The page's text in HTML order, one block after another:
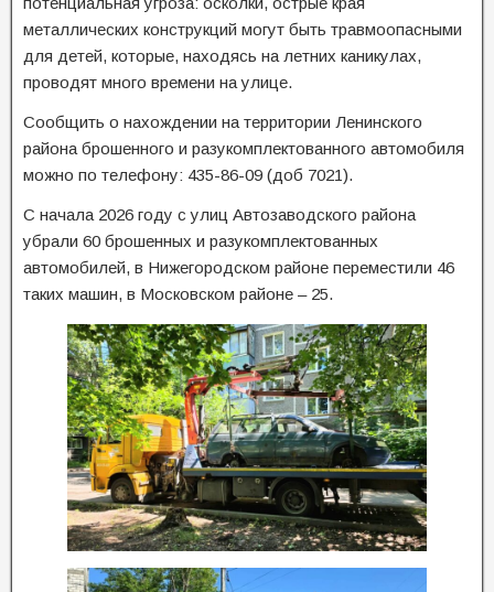
металлических конструкций могут быть травмоопасными
для детей, которые, находясь на летних каникулах,
проводят много времени на улице.
Сообщить о нахождении на территории Ленинского
района брошенного и разукомплектованного автомобиля
можно по телефону: 435-86-09 (доб 7021).
С начала 2026 году с улиц Автозаводского района
убрали 60 брошенных и разукомплектованных
автомобилей, в Нижегородском районе переместили 46
таких машин, в Московском районе – 25.